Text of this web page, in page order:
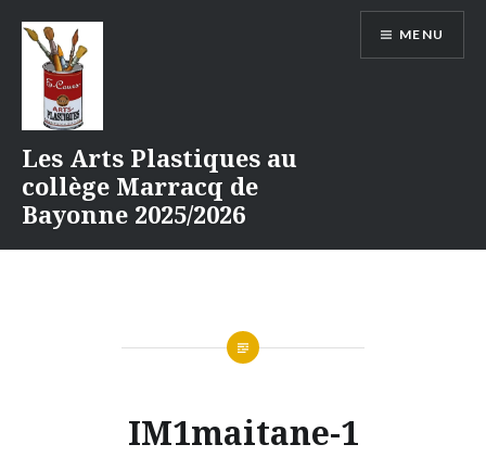
contenu
Les Arts Plastiques au
collège Marracq de
Bayonne 2025/2026
MENU
IM1maitane-1